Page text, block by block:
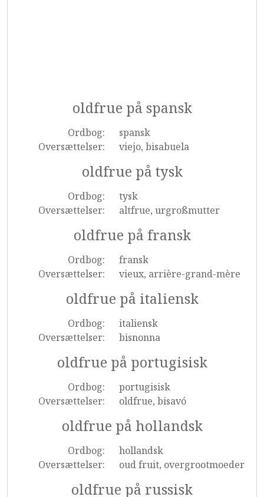
oldfrue på spansk
Ordbog:
spansk
Oversættelser:
viejo, bisabuela
oldfrue på tysk
Ordbog:
tysk
Oversættelser:
altfrue, urgroßmutter
oldfrue på fransk
Ordbog:
fransk
Oversættelser:
vieux, arrière-grand-mère
oldfrue på italiensk
Ordbog:
italiensk
Oversættelser:
bisnonna
oldfrue på portugisisk
Ordbog:
portugisisk
Oversættelser:
oldfrue, bisavó
oldfrue på hollandsk
Ordbog:
hollandsk
Oversættelser:
oud fruit, overgrootmoeder
oldfrue på russisk